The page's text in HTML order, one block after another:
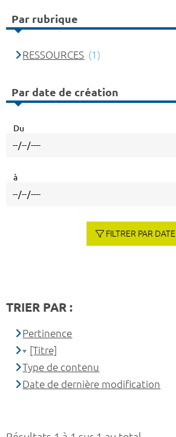
Par rubrique
RESSOURCES (1)
Par date de création
Du
à
FILTRER PAR DATE
TRIER PAR :
Pertinence
[Titre]
Type de contenu
Date de dernière modification